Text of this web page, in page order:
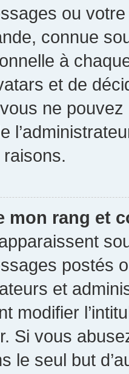
ou
connue
à
et de
ne pouvez
mon rang et
postés
et
modifier
Si vous
le seul but